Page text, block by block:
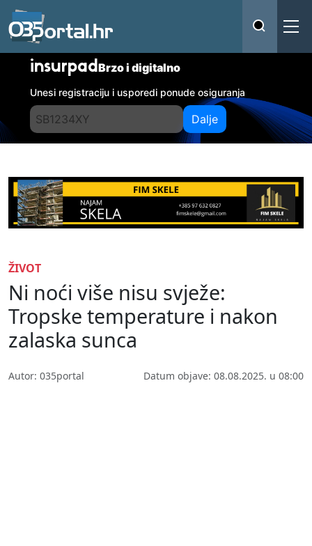
insurpadBrzo i digitalno
Unesi registraciju i usporedi ponude osiguranja
Dalje
ŽIVOT
Ni noći više nisu svježe:
Tropske temperature i nakon
zalaska sunca
Autor: 035portal Datum objave: 08.08.2025. u 08:00